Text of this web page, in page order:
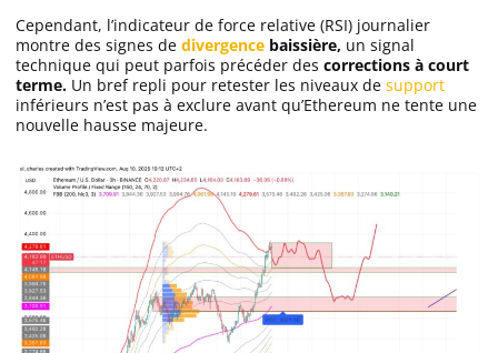
Cependant, l’indicateur de force relative (RSI) journalier
montre des signes de divergence baissière, un signal
technique qui peut parfois précéder des corrections à court
terme. Un bref repli pour retester les niveaux de support
inférieurs n’est pas à exclure avant qu’Ethereum ne tente une
nouvelle hausse majeure.